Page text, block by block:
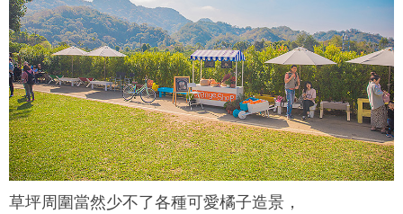
草坪周圍當然少不了各種可愛橘子造景，